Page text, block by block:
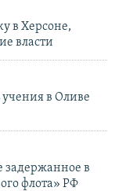
в Херсоне,
власти
учения в Оливе
в
флота» РФ